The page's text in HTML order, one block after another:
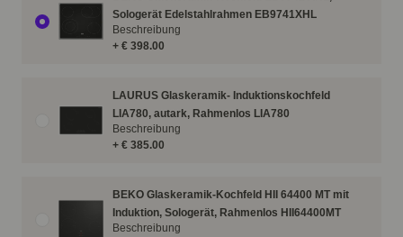
Sologerät Edelstahlrahmen EB9741XHL
+ € 398.00
Beschreibung
LAURUS Glaskeramik- Induktionskochfeld
LIA780, autark, Rahmenlos LIA780
+ € 385.00
Beschreibung
BEKO Glaskeramik-Kochfeld HII 64400 MT mit
Induktion, Sologerät, Rahmenlos HII64400MT
Beschreibung